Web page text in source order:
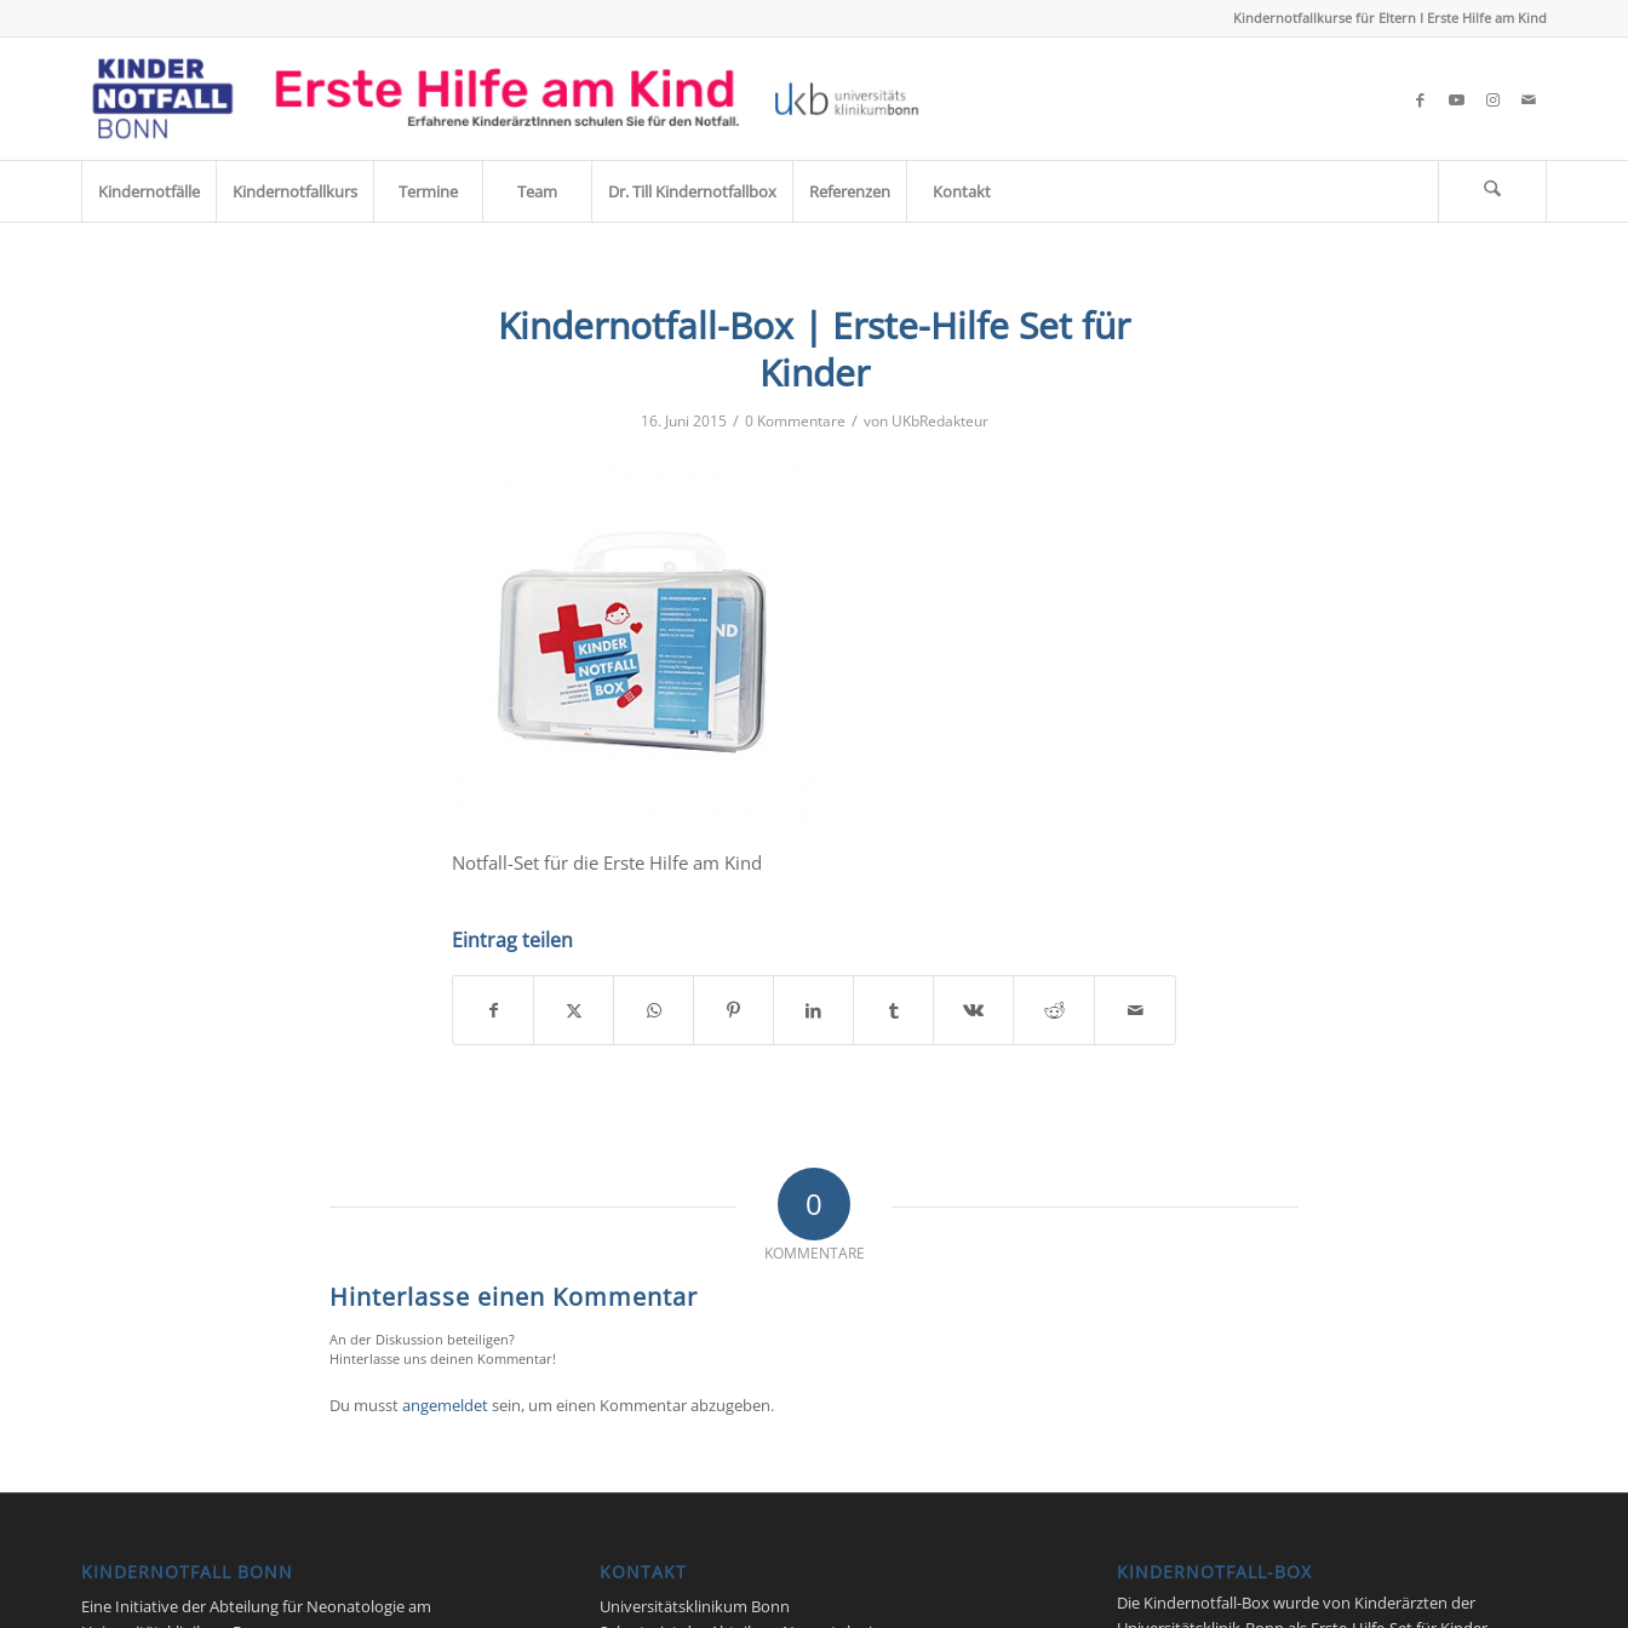
Kindernotfallkurse für Eltern I Erste Hilfe am Kind
Kindernotfälle Kindernotfallkurs Termine Team Dr. Till Kindernotfallbox Referenzen Kontakt
Kindernotfall-Box | Erste-Hilfe Set für
Kinder
16. Juni 2015 / 0 Kommentare / von UKbRedakteur
Notfall-Set für die Erste Hilfe am Kind
Eintrag teilen
0
KOMMENTARE
Hinterlasse einen Kommentar
An der Diskussion beteiligen?
Hinterlasse uns deinen Kommentar!
Du musstangemeldetsein, um einen Kommentar abzugeben.
KINDERNOTFALL BONN
Eine Initiative der Abteilung für Neonatologie am
KONTAKT
Universitätsklinikum Bonn
KINDERNOTFALL-BOX
Die Kindernotfall-Box wurde von Kinderärzten der